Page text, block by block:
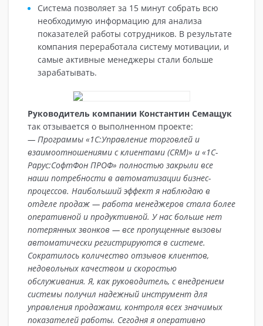
Система позволяет за 15 минут собрать всю
необходимую информацию для анализа
показателей работы сотрудников. В результате
компания переработала систему мотивации, и
самые активные менеджеры стали больше
зарабатывать.
Руководитель компании Константин Семащук
так отзывается о выполненном проекте:
— Программы «1С:Управление торговлей и
взаимоотношениями с клиентами (CRM)» и «1С-
Рарус:СофтФон ПРОФ» полностью закрыли все
наши потребности в автоматизации бизнес-
процессов. Наибольший эффект я наблюдаю в
отделе продаж — работа менеджеров стала более
оперативной и продуктивной. У нас больше нет
потерянных звонков — все пропущенные вызовы
автоматически регистрируются в системе.
Сократилось количество отзывов клиентов,
недовольных качеством и скоростью
обслуживания.Я, как руководитель, с внедрением
системы получил надежный инструмент для
управления продажами, контроля всех значимых
показателей работы. Сегодня я оперативно